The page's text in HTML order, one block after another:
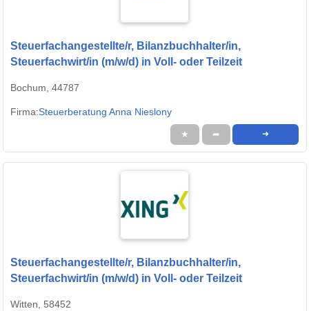
Steuerfachangestellte/r, Bilanzbuchhalter/in,
Steuerfachwirt/in (m/w/d) in Voll- oder Teilzeit
Bochum, 44787
Firma:Steuerberatung Anna Nieslony
★ ➦ ➜
Steuerfachangestellte/r, Bilanzbuchhalter/in,
Steuerfachwirt/in (m/w/d) in Voll- oder Teilzeit
Witten, 58452